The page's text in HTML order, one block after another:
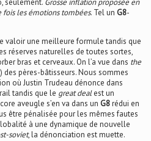
seulement. Grosse inflation proposée en
fois les émotions tombées. Tel un G8-
valoir une meilleure formule tandis que
réserves naturelles de toutes sortes,
bras et cerveaux. On l’a vue dans the
pères-bâtisseurs. Nous sommes
où Justin Trudeau dénonce dans
tandis que le great dealest un
aveugle s’en va dans un G8rédui en
être pénalisée pour les mêmes fautes
à une dynamique de nouvelle
soviet, la dénonciation est muette.